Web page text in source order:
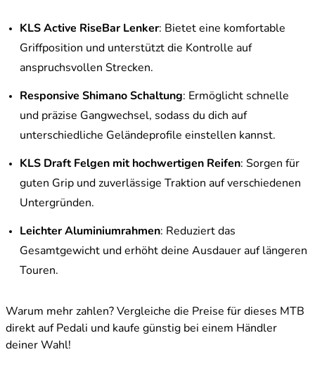
KLS Active RiseBar Lenker: Bietet eine komfortable
Griffposition und unterstützt die Kontrolle auf
anspruchsvollen Strecken.
Responsive Shimano Schaltung: Ermöglicht schnelle
und präzise Gangwechsel, sodass du dich auf
unterschiedliche Geländeprofile einstellen kannst.
KLS Draft Felgen mit hochwertigen Reifen: Sorgen für
guten Grip und zuverlässige Traktion auf verschiedenen
Untergründen.
Leichter Aluminiumrahmen: Reduziert das
Gesamtgewicht und erhöht deine Ausdauer auf längeren
Touren.
Warum mehr zahlen? Vergleiche die Preise für dieses MTB
direkt auf Pedali und kaufe günstig bei einem Händler
deiner Wahl!